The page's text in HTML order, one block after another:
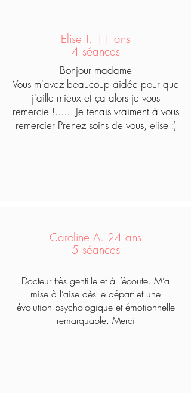
Elise T. 11 ans
4 séances
Bonjour madame
Vous m'avez beaucoup aidée pour que
j'aille mieux et ça alors je vous
remercie !..... Je tenais vraiment à vous
remercier Prenez soins de vous, elise :)
Caroline A. 24 ans
5 séances
Docteur très gentille et à l’écoute. M’a
mise à l’aise dès le départ et une
évolution psychologique et émotionnelle
remarquable. Merci